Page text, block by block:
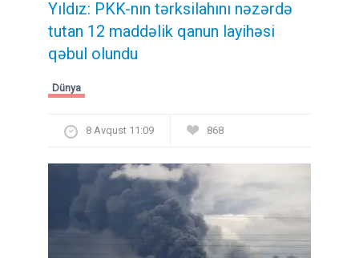
Yıldız: PKK-nın tərksilahını nəzərdə
tutan 12 maddəlik qanun layihəsi
qəbul olundu ​​​​​​​
Dünya
8 Avqust 11:09 868